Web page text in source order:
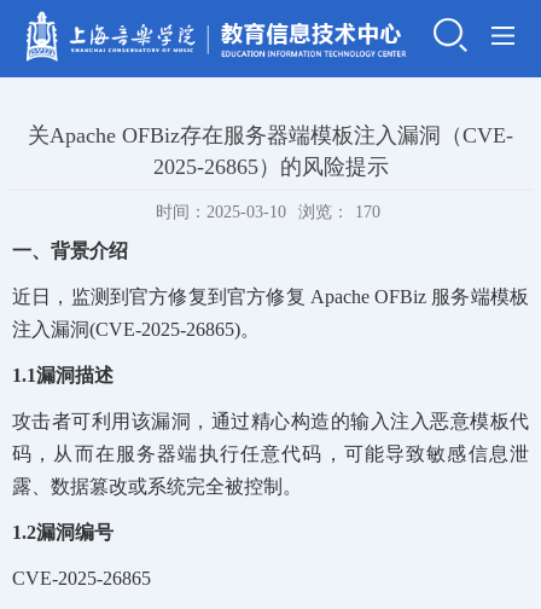
关Apache OFBiz存在服务器端模板注入漏洞（CVE-
2025-26865）的风险提示
时间：2025-03-10 浏览： 170
一、背景介绍
近日，监测到官方修复到官方修复 Apache OFBiz 服务端模板
注入漏洞(CVE-2025-26865)。
1.1漏洞描述
攻击者可利用该漏洞，通过精心构造的输入注入恶意模板代
码，从而在服务器端执行任意代码，可能导致敏感信息泄
露、数据篡改或系统完全被控制。
1.2漏洞编号
CVE-2025-26865